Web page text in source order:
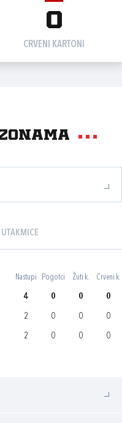
0
CRVENI KARTONI
UTAKMICE
Nastupi Pogotci Žuti k. Crveni k.
4 0 0 0
2 0 0 0
2 0 0 0